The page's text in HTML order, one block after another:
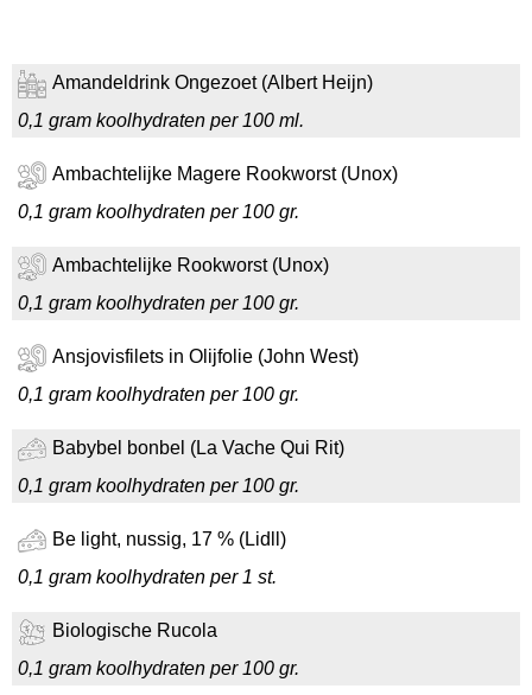
Amandeldrink Ongezoet (Albert Heijn)
0,1 gram koolhydraten per 100 ml.
Ambachtelijke Magere Rookworst (Unox)
0,1 gram koolhydraten per 100 gr.
Ambachtelijke Rookworst (Unox)
0,1 gram koolhydraten per 100 gr.
Ansjovisfilets in Olijfolie (John West)
0,1 gram koolhydraten per 100 gr.
Babybel bonbel (La Vache Qui Rit)
0,1 gram koolhydraten per 100 gr.
Be light, nussig, 17 % (Lidll)
0,1 gram koolhydraten per 1 st.
Biologische Rucola
0,1 gram koolhydraten per 100 gr.